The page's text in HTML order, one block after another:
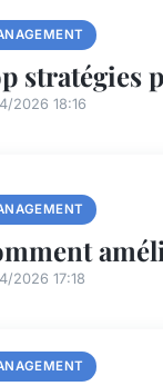
stratégies
2026 18:16
2026 17:18